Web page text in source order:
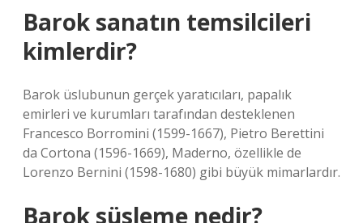
Barok sanatın temsilcileri
kimlerdir?
Barok üslubunun gerçek yaratıcıları, papalık
emirleri ve kurumları tarafından desteklenen
Francesco Borromini (1599-1667), Pietro Berettini
da Cortona (1596-1669), Maderno, özellikle de
Lorenzo Bernini (1598-1680) gibi büyük mimarlardır.
Barok süsleme nedir?